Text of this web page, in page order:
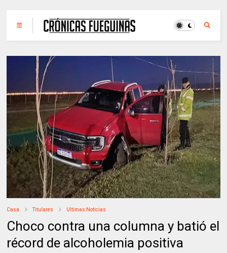
Casa Titulares Ultimas Noticias
Choco contra una columna y batió el
récord de alcoholemia positiva